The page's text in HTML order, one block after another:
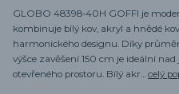
GLOBO 48398-40H GOFFI je
kombinuje bílý kov, akryl a hnědé
harmonického designu. Díky
výšce zavěšení 150 cm je ideální
otevřeného prostoru. Bílý akr... celý